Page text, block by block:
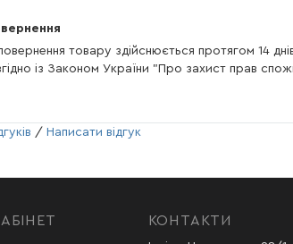
товару здійснюється протягом 14
із Законом України "Про захист прав
/ Написати відгук
КОНТАКТИ